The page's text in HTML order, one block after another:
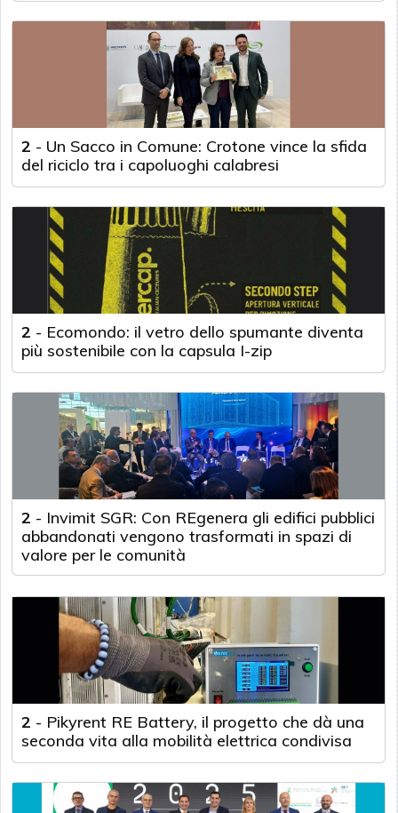
2 - Un Sacco in Comune: Crotone vince la sfida
del riciclo tra i capoluoghi calabresi
2 - Ecomondo: il vetro dello spumante diventa
più sostenibile con la capsula I-zip
2 - Invimit SGR: Con REgenera gli edifici pubblici
abbandonati vengono trasformati in spazi di
valore per le comunità
2 - Pikyrent RE Battery, il progetto che dà una
seconda vita alla mobilità elettrica condivisa